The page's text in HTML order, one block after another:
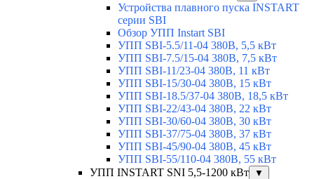
Устройства плавного пуска INSTART
серии SBI
Обзор УПП Instart SBI
УПП SBI-5.5/11-04 380В, 5,5 кВт
УПП SBI-7.5/15-04 380В, 7,5 кВт
УПП SBI-11/23-04 380В, 11 кВт
УПП SBI-15/30-04 380В, 15 кВт
УПП SBI-18.5/37-04 380В, 18,5 кВт
УПП SBI-22/43-04 380В, 22 кВт
УПП SBI-30/60-04 380В, 30 кВт
УПП SBI-37/75-04 380В, 37 кВт
УПП SBI-45/90-04 380В, 45 кВт
УПП SBI-55/110-04 380В, 55 кВт
УПП INSTART SNI 5,5-1200 кВт
▼